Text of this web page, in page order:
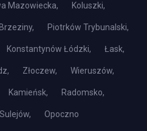
Mazowiecka, Koluszki,
Brzeziny, Piotrków Trybunalski,
Konstantynów Łódzki, Łask,
Złoczew, Wieruszów,
Kamieńsk, Radomsko,
Sulejów, Opoczno